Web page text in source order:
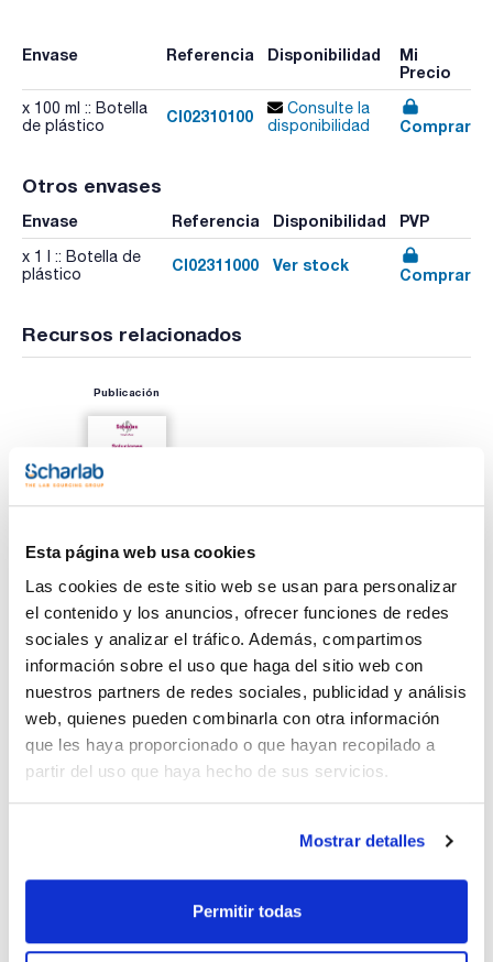
Esta página web usa cookies
Las cookies de este sitio web se usan para personalizar
el contenido y los anuncios, ofrecer funciones de redes
sociales y analizar el tráfico. Además, compartimos
información sobre el uso que haga del sitio web con
nuestros partners de redes sociales, publicidad y análisis
web, quienes pueden combinarla con otra información
que les haya proporcionado o que hayan recopilado a
partir del uso que haya hecho de sus servicios.
Mostrar detalles
Permitir todas
Envase Referencia Disponibilidad
Mi
Precio
x 100 ml :: Botella
de plástico
CI02310100
Consulte la
disponibilidad
Comprar
Otros envases
Envase Referencia Disponibilidad PVP
x 1 l :: Botella de
plástico
CI02311000 Ver stock
Comprar
Recursos relacionados
Publicación
Imprimir ficha de
producto
Características
Capacidad : x 100 ml
- ZnSO4·7H2O
- M = 287,54 g/mol
- Frases H-GHS : H319 - H412
P337+P313 - P501a
Documentación técnica